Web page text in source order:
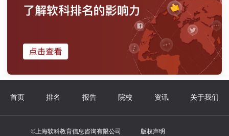
首页 排名 报告 院校 资讯 关于我们
©上海软科教育信息咨询有限公司 版权声明